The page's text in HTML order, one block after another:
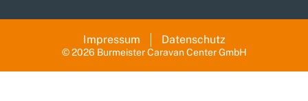
© 2026 Burmeister Caravan Center GmbH
Impressum Datenschutz